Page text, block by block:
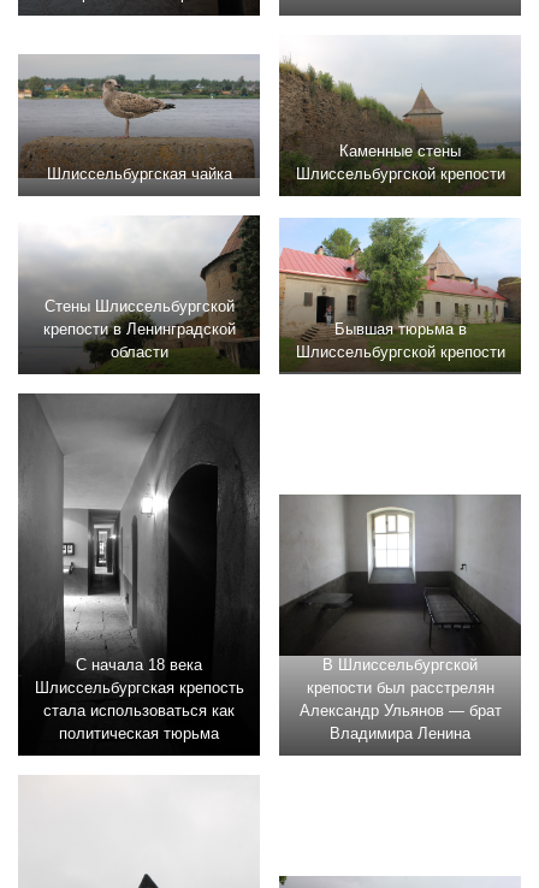
Шлиссельбургская чайка
Каменные стены
Шлиссельбургской крепости
Стены Шлиссельбургской
крепости в Ленинградской
области
Бывшая тюрьма в
Шлиссельбургской крепости
С начала 18 века
Шлиссельбургская крепость
стала использоваться как
политическая тюрьма
В Шлиссельбургской
крепости был расстрелян
Александр Ульянов — брат
Владимира Ленина